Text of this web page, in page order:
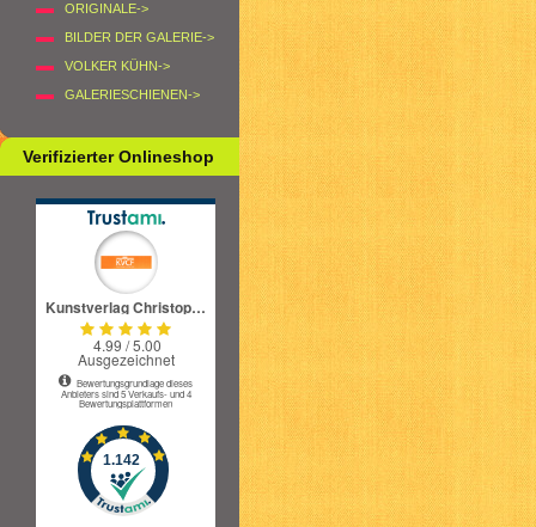
ORIGINALE->
BILDER DER GALERIE->
VOLKER KÜHN->
GALERIESCHIENEN->
Verifizierter Onlineshop